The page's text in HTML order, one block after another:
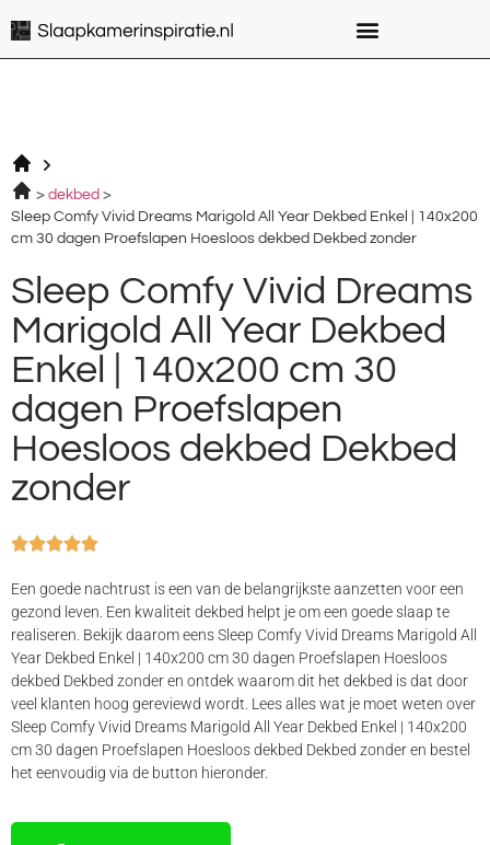
dekbed
Sleep Comfy Vivid Dreams Marigold All Year Dekbed Enkel | 140x200
cm 30 dagen Proefslapen Hoesloos dekbed Dekbed zonder
Sleep Comfy Vivid Dreams
Marigold All Year Dekbed
Enkel | 140x200 cm 30
dagen Proefslapen
Hoesloos dekbed Dekbed
zonder

Een goede nachtrust is een van de belangrijkste aanzetten voor een
gezond leven. Een kwaliteit dekbed helpt je om een goede slaap te
realiseren. Bekijk daarom eens Sleep Comfy Vivid Dreams Marigold All
Year Dekbed Enkel | 140x200 cm 30 dagen Proefslapen Hoesloos
dekbed Dekbed zonder en ontdek waarom dit het dekbed is dat door
veel klanten hoog gereviewd wordt. Lees alles wat je moet weten over
Sleep Comfy Vivid Dreams Marigold All Year Dekbed Enkel | 140x200
cm 30 dagen Proefslapen Hoesloos dekbed Dekbed zonder en bestel
het eenvoudig via de button hieronder.